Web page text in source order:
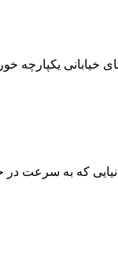
خیابانی یکپارچه
دنیایی که به